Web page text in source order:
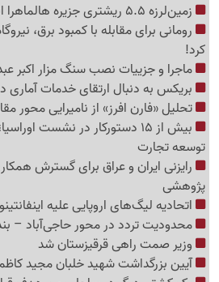
زمین‌لرزه 5.5 ریشتری جزیره هالماهرا اندونزی را لرزاند
کرد!
ماجرا و جزییات نصب سنگ مزار اکبر
بریکس به دنبال ارتقای خدمات آماری
تحلیل «فارن افرز» از نامیرایی محور
بیش از 15 دستورکار در نشست
توسعه تجارت
رایزنی ایران و عراق برای گسترش
پژوهشی
اتحادیه لیگ‌های اروپایی علیه اینفانتینو
محدودیت تردد در محور حاجی‌آباد –
وزیر صمت راهی قرقیزستان شد
آیین بزرگداشت شهید خلبان مجید